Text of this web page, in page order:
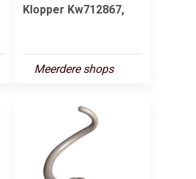
Klopper Kw712867,
Meerdere shops